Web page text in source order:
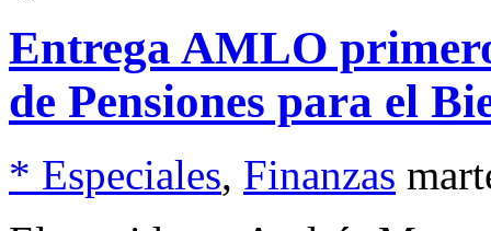
Entrega AMLO
de Pensiones para el
* Especiales, Finanzas